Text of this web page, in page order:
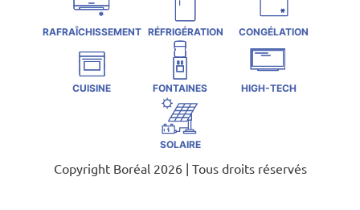
RAFRAÎCHISSEMENT RÉFRIGÉRATION CONGÉLATION
CUISINE FONTAINES HIGH-TECH
SOLAIRE
Copyright Boréal 2026 | Tous droits réservés